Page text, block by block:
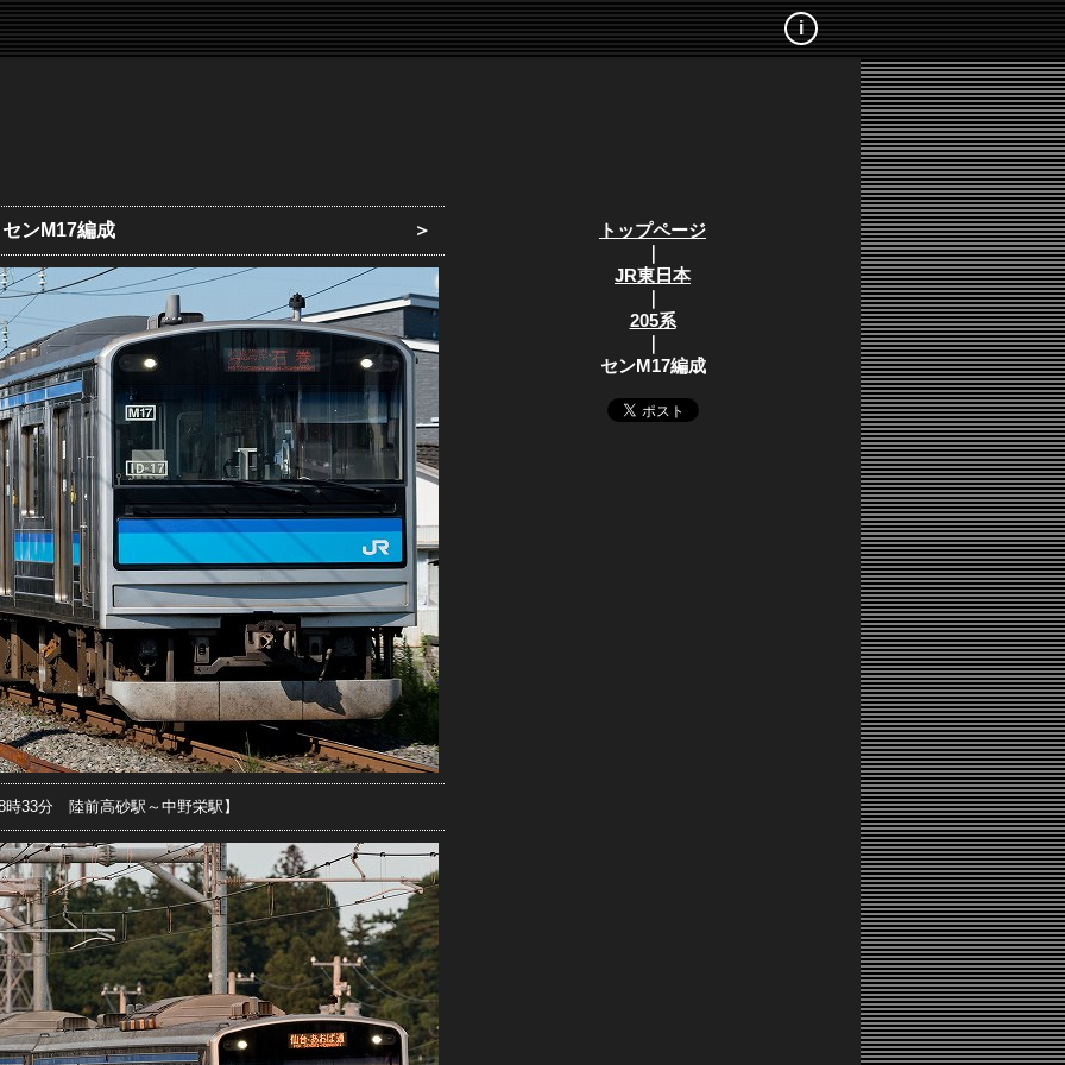
i
センM17編成 ＞
時33分 陸前高砂駅～中野栄駅】
トップページ
｜
JR東日本
｜
205系
｜
センM17編成